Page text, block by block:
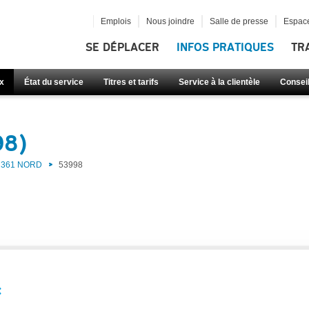
SE DÉPLACER INFOS PRATIQUES
État du service Titres et tarifs Service à la clientèle
Emplois Nous joindre Salle de presse
361 NORD 53998